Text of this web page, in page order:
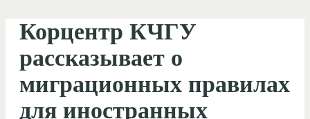
Корцентр КЧГУ
рассказывает о
миграционных правилах
для иностранных